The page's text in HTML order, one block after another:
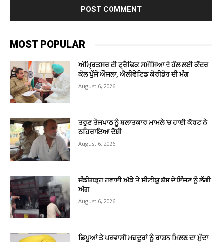
MOST POPULAR
ਅੰਮ੍ਰਿਤਸਰ ਦੀ ਟ੍ਰੈਫਿਕ ਸਮੱਸਿਆ ਦੇ ਹੱਲ ਲਈ ਕੇਂਦਰ
ਕੋਲ ਪੁੱਜੇ ਔਜਲਾ, ਐਲੀਵੇਟਿਡ ਕੋਰੀਡੋਰ ਦੀ ਮੰਗ
August 6, 2026
ਤਰੁਣ ਤੇਜਪਾਲ ਨੂੰ ਬਲਾਤਕਾਰ ਮਾਮਲੇ ’ਚ ਹਾਈ ਕੋਰਟ ਨੇ
ਠਹਿਰਾਇਆ ਦੋਸ਼ੀ
August 6, 2026
ਚੰਡੀਗੜ੍ਹ ਹਵਾਈ ਅੱਡੇ ਤੇ ਸੀਟੀਯੂ ਬੱਸ ਦੇ ਇੰਜਣ ਨੂੰ ਲੱਗੀ
ਅੱਗ
August 6, 2026
ਡਿਪੂਆਂ ਤੇ ਪਰਵਾਸੀ ਮਜ਼ਦੂਰਾਂ ਨੂੰ ਰਾਸ਼ਨ ਮਿਲਣ ਦਾ ਮੁੱਦਾ